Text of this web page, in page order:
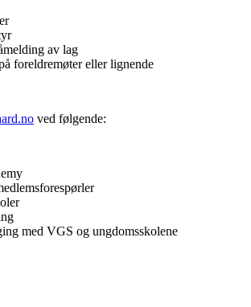
av lag
foreldremøter eller lignende
ved følgende:
med VGS og ungdomsskolene